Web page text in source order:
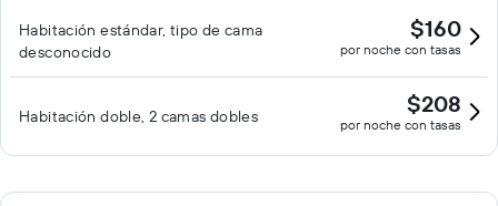
Habitación estándar, tipo de cama
desconocido
$160
por noche con tasas
Habitación doble, 2 camas dobles $208
por noche con tasas